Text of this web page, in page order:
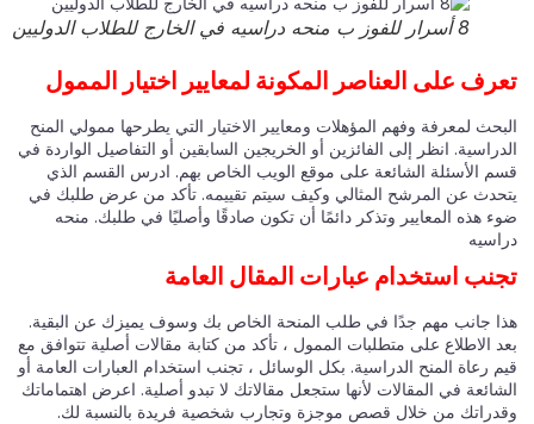
على العناصر المكونة لمعايير اختيار الممول
لمعرفة وفهم المؤهلات ومعايير الاختيار التي يطرحها ممولي المنح
انظر إلى الفائزين أو الخريجين السابقين أو التفاصيل الواردة في
الأسئلة الشائعة على موقع الويب الخاص بهم. ادرس القسم الذي
عن المرشح المثالي وكيف سيتم تقييمه. تأكد من عرض طلبك في
هذه المعايير وتذكر دائمًا أن تكون صادقًا وأصليًا في طلبك. منحه
استخدام عبارات المقال العامة
جانب مهم جدًا في طلب المنحة الخاص بك وسوف يميزك عن البقية.
الاطلاع على متطلبات الممول ، تأكد من كتابة مقالات أصلية تتوافق مع
رعاة المنح الدراسية. بكل الوسائل ، تجنب استخدام العبارات العامة أو
في المقالات لأنها ستجعل مقالاتك لا تبدو أصلية. اعرض اهتماماتك
من خلال قصص موجزة وتجارب شخصية فريدة بالنسبة لك.